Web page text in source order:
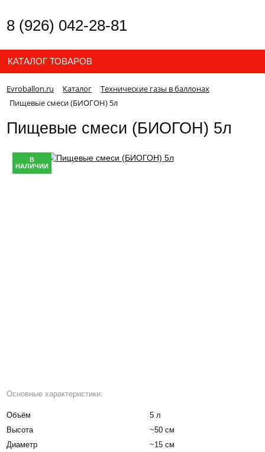
8 (926) 042-28-81
КАТАЛОГ ТОВАРОВ
Evroballon.ru Каталог
Технические газы в баллонах
Пищевые смеси (БИОГОН) 5л
Пищевые смеси (БИОГОН) 5л
В
НАЛИЧИИ
Основные характеристики:
Объём
5 л
Высота
~50 см
Диаметр
~15 см